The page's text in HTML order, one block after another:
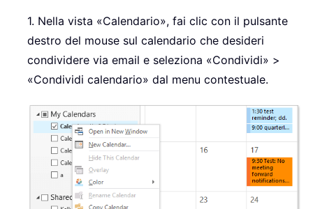
1. Nella vista «Calendario», fai clic con il pulsante
destro del mouse sul calendario che desideri
condividere via email e seleziona «Condividi» >
«Condividi calendario» dal menu contestuale.